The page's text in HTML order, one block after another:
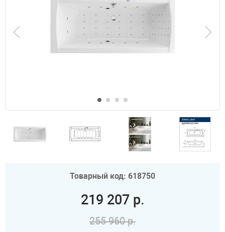
Товарный код: 618750
219 207 р.
255 960 р.